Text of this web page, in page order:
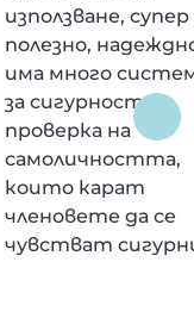
използване, супер
полезно,
има много
за сигурност и
проверка на
самоличността,
които карат
членовете да се
чувстват